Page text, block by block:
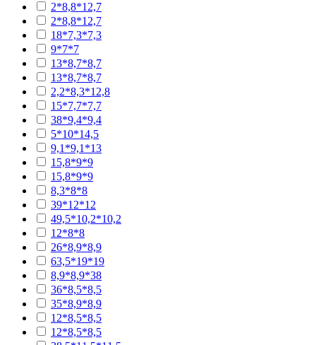
2*8,8*12,7
2*8,8*12,7
18*7,3*7,3
9*7*7
13*8,7*8,7
13*8,7*8,7
2,2*8,3*12,8
15*7,7*7,7
38*9,4*9,4
5*10*14,5
9,1*9,1*13
15,8*9*9
15,8*9*9
8,3*8*8
39*12*12
49,5*10,2*10,2
12*8*8
26*8,9*8,9
63,5*19*19
8,9*8,9*38
36*8,5*8,5
35*8,9*8,9
12*8,5*8,5
12*8,5*8,5